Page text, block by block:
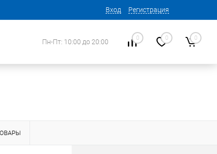
Вход Регистрация
Пн-Пт: 10:00 до 20:00 0 0 0